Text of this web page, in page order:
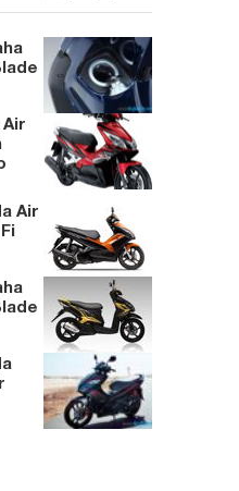
Air Blade Thái đắt
Air